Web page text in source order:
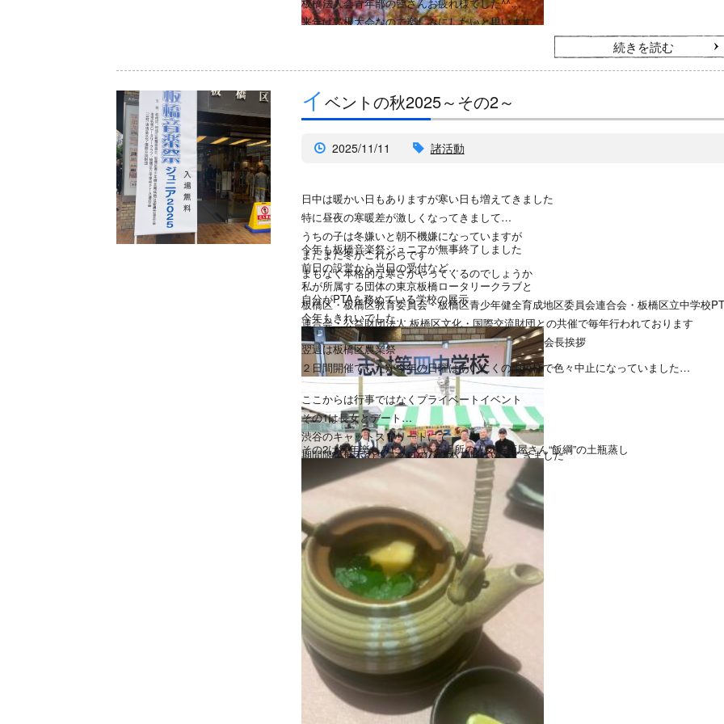
来年は島根大会なので楽しみにしたいと思います
続きを読む
イ ベントの秋2025～その2～
2025/11/11 諸活動
日中は暖かい日もありますが寒い日も増えてきました
特に昼夜の寒暖差が激しくなってきまして
うちの子は冬嫌いと朝不機嫌になっていますが
まだまだ冬がこれからです
まもなく本格的な寒さがやってくるのでしょうか
今年も板橋音楽祭ジュニアが無事終了しました
前日の設営から当日の受付など
私が所属する団体の東京板橋ロータリークラブと
板橋区・板橋区教育委員会・板橋区青少年健全育成地区委員会連合会・板橋区立中学校
連合会・公益財団法人 板橋区文化・国際交流財団との共催で毎年行われております
会長挨拶
自分がPTAを務めている学校の展示
今年もきれいでした
翌週は板橋区農業祭
２日間開催でしたが今年の日曜はあいにくの雨模様で色々中止になっていました
ここからは行事ではなくプライベートイベント
その1は長女とデート
渋谷のキャットストリートにて
期間限定展示のユニクロのパフパフ展にいってきました
その2は毎年楽しみにしている近所の人気居酒屋さん“飯綱”の土瓶蒸し